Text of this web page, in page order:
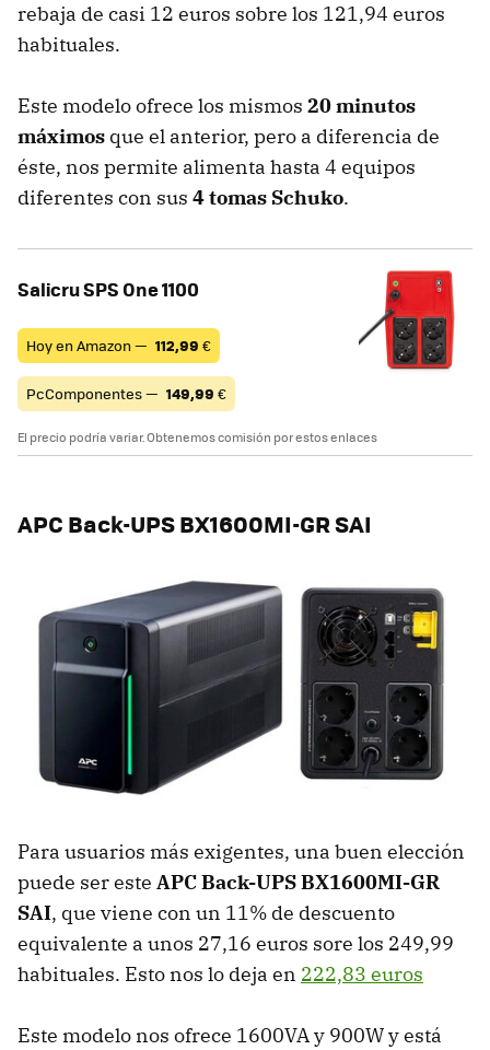
rebaja de casi 12 euros sobre los 121,94 euros
habituales.
Este modelo ofrece los mismos 20 minutos
máximos que el anterior, pero a diferencia de
éste, nos permite alimenta hasta 4 equipos
diferentes con sus 4 tomas Schuko.
Salicru SPS One 1100
Hoy en Amazon — 112,99 €
PcComponentes — 149,99 €
El precio podría variar. Obtenemos comisión por estos enlaces
APC Back-UPS BX1600MI-GR SAI
Para usuarios más exigentes, una buen elección
puede ser este APC Back-UPS BX1600MI-GR
SAI, que viene con un 11% de descuento
equivalente a unos 27,16 euros sore los 249,99
habituales. Esto nos lo deja en 222,83 euros
Este modelo nos ofrece 1600VA y 900W y está